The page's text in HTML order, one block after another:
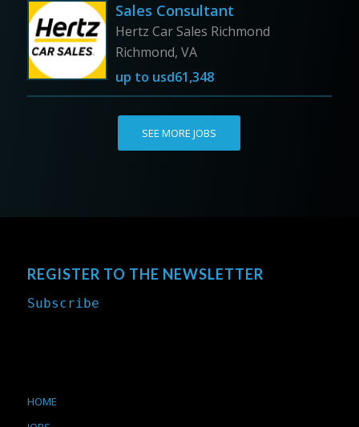
Sales Consultant
Hertz Car Sales Richmond
Richmond, VA
up to usd61,348
SEE MORE JOBS
REGISTER TO THE NEWSLETTER
Subscribe
HOME